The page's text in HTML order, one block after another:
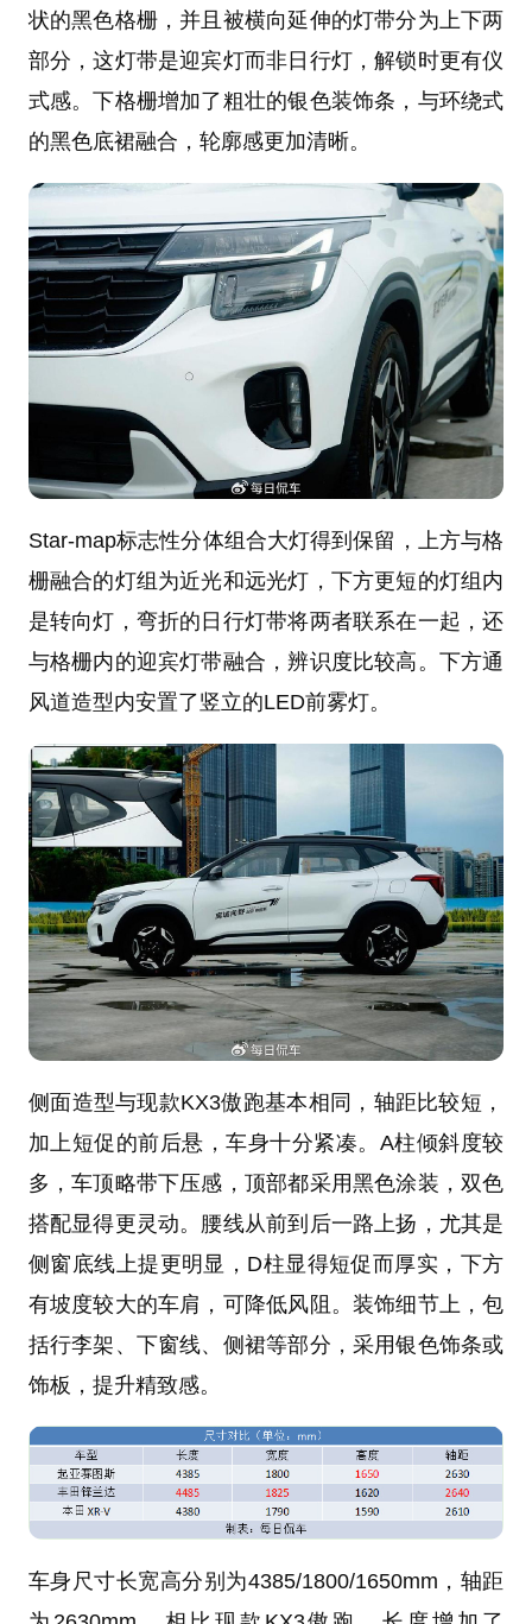
状的黑色格栅，并且被横向延伸的灯带分为上下两
部分，这灯带是迎宾灯而非日行灯，解锁时更有仪
式感。下格栅增加了粗壮的银色装饰条，与环绕式
的黑色底裙融合，轮廓感更加清晰。
Star-map标志性分体组合大灯得到保留，上方与格
栅融合的灯组为近光和远光灯，下方更短的灯组内
是转向灯，弯折的日行灯带将两者联系在一起，还
与格栅内的迎宾灯带融合，辨识度比较高。下方通
风道造型内安置了竖立的LED前雾灯。
侧面造型与现款KX3傲跑基本相同，轴距比较短，
加上短促的前后悬，车身十分紧凑。A柱倾斜度较
多，车顶略带下压感，顶部都采用黑色涂装，双色
搭配显得更灵动。腰线从前到后一路上扬，尤其是
侧窗底线上提更明显，D柱显得短促而厚实，下方
有坡度较大的车肩，可降低风阻。装饰细节上，包
括行李架、下窗线、侧裙等部分，采用银色饰条或
饰板，提升精致感。
车身尺寸长宽高分别为4385/1800/1650mm，轴距